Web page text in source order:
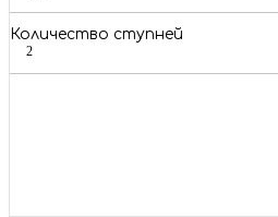
Количество ступней
2